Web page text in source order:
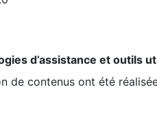
d’assistance et outils
de contenus ont été